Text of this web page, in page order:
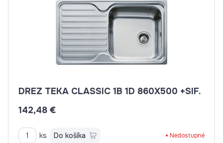
DREZ TEKA CLASSIC 1B 1D 860X500 +SIF.
142,48 €
ks Do košíka Nedostupné